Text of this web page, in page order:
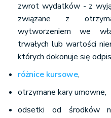
zwrot wydatków - z
związane z
wytworzeniem we
trwałych lub wartości
których dokonuje się
różnice kursowe,
otrzymane kary umowne,
odsetki od środków